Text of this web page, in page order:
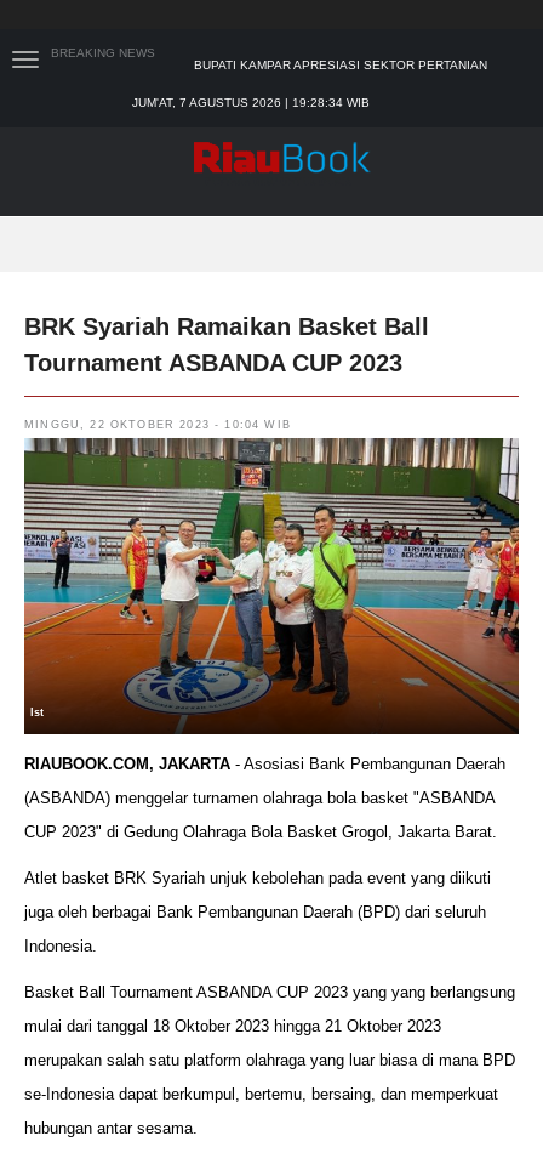
BREAKING NEWS
SEKDA RIAU APRESIASI PLT GUBERNUR TERKAIT
TIM MANGGALA AGNI MASIH LAKUKAN PEMADAMAN
PADANG MENGALAMI KONDISI BANJIR PALING PARAH
SAR PADANG EVAKUASI PELAJAR YANG TERJEBAK
BUPATI KAMPAR APRESIASI SEKTOR PERTANIAN
JUM'AT, 7 AGUSTUS 2026 | 19:28:36 WIB
BRK Syariah Ramaikan Basket Ball
Tournament ASBANDA CUP 2023
MINGGU, 22 OKTOBER 2023 - 10:04 WIB
Ist
RIAUBOOK.COM, JAKARTA - Asosiasi Bank Pembangunan Daerah
(ASBANDA) menggelar turnamen olahraga bola basket "ASBANDA
CUP 2023" di Gedung Olahraga Bola Basket Grogol, Jakarta Barat.
Atlet basket BRK Syariah unjuk kebolehan pada event yang diikuti
juga oleh berbagai Bank Pembangunan Daerah (BPD) dari seluruh
Indonesia.
Basket Ball Tournament ASBANDA CUP 2023 yang yang berlangsung
mulai dari tanggal 18 Oktober 2023 hingga 21 Oktober 2023
merupakan salah satu platform olahraga yang luar biasa di mana BPD
se-Indonesia dapat berkumpul, bertemu, bersaing, dan memperkuat
hubungan antar sesama.